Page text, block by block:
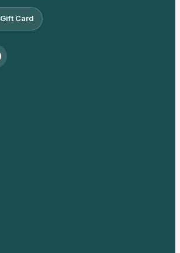
Gift Card